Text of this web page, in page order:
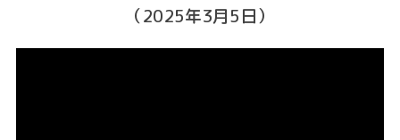
（2025年3月5日）